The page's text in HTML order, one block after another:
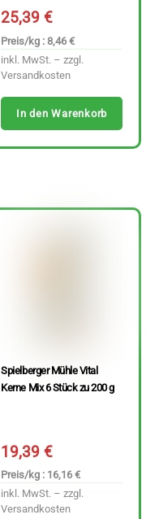
25,39€
Preis/kg : 8,46 €
inkl. MwSt. – zzgl.
Versandkosten
In den Warenkorb
Spielberger Mühle Vital
Kerne Mix 6 Stück zu 200 g
19,39€
Preis/kg : 16,16 €
inkl. MwSt. – zzgl.
Versandkosten